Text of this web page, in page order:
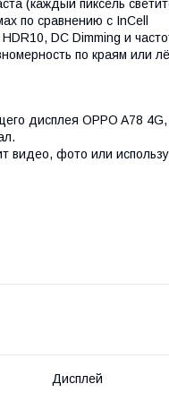
(каждый пиксель
по сравнению с InCell
DC Dimming и
по краям или
дисплея OPPO A78 4G,
фото или
Дисплей